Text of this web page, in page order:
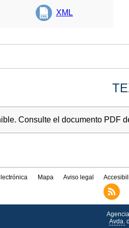
XML
Consulte el documento PDF
Mapa Aviso legal
Avda.